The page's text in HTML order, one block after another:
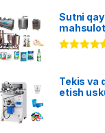
Sutni
Tekis va
etish